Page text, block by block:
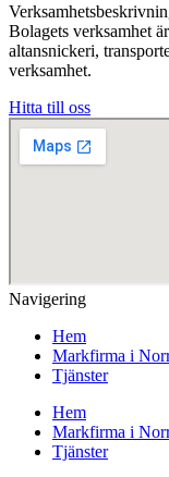
Bolagets verksamhet
altansnickeri,
verksamhet.
Hitta till oss
Navigering
Hem
Markfirma i
Tjänster
Hem
Markfirma i
Tjänster